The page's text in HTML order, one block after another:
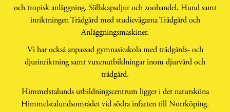
och tropisk anläggning, Sällskapsdjur och zoohandel, Hund samt
inriktningen Trädgård med studievägarna Trädgård och
Anläggningsmaskiner.
Vi har också anpassad gymnasieskola med trädgårds- och
djurinriktning samt vuxenutbildningar inom djurvård och
trädgård.
Himmelstalunds utbildningscentrum ligger i det natursköna
Himmelstalundsområdet vid södra infarten till Norrköping.